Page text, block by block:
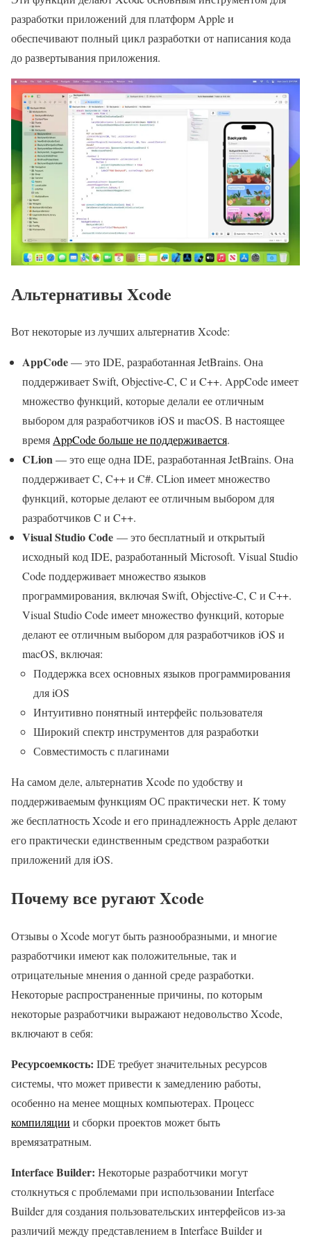
разработки приложений для платформ Apple и
обеспечивают полный цикл разработки от написания кода
до развертывания приложения.
Альтернативы Xcode
Вот некоторые из лучших альтернатив Xcode:
AppCode— это IDE, разработанная JetBrains. Она
поддерживает Swift, Objective-C, C и C++. AppCode имеет
множество функций, которые делали ее отличным
выбором для разработчиков iOS и macOS. В настоящее
времяAppCode больше не поддерживается.
CLion— это еще одна IDE, разработанная JetBrains. Она
поддерживает C, C++ и C#. CLion имеет множество
функций, которые делают ее отличным выбором для
разработчиков C и C++.
Visual Studio Code — это бесплатный и открытый
исходный код IDE, разработанный Microsoft. Visual Studio
Code поддерживает множество языков
программирования, включая Swift, Objective-C, C и C++.
Visual Studio Code имеет множество функций, которые
делают ее отличным выбором для разработчиков iOS и
macOS, включая:
Поддержка всех основных языков программирования
для iOS
Интуитивно понятный интерфейс пользователя
Широкий спектр инструментов для разработки
Совместимость с плагинами
На самом деле, альтернатив Xcode по удобству и
поддерживаемым функциям ОС практически нет. К тому
же бесплатность Xcode и его принадлежность Apple делают
его практически единственным средством разработки
приложений для iOS.
Почему все ругают Xcode
Отзывы о Xcode могут быть разнообразными, и многие
разработчики имеют как положительные, так и
отрицательные мнения о данной среде разработки.
Некоторые распространенные причины, по которым
некоторые разработчики выражают недовольство Xcode,
включают в себя:
Ресурсоемкость: IDE требует значительных ресурсов
системы, что может привести к замедлению работы,
особенно на менее мощных компьютерах. Процесс
компиляции и сборки проектов может быть
времязатратным.
Interface Builder: Некоторые разработчики могут
столкнуться с проблемами при использовании Interface
Builder для создания пользовательских интерфейсов из-за
различий между представлением в Interface Builder и